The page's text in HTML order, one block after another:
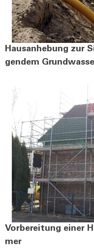
Haus­an­he­bung zur
gen­dem
Vor­be­rei­tung einer
mer